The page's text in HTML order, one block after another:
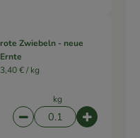
rote Zwiebeln - neue
Ernte
3,40 € /kg
kg
Artikelanzahl